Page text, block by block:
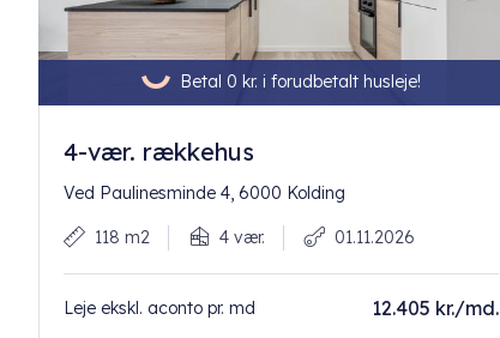
Betal 0 kr. i forudbetalt husleje!
4-vær. rækkehus
Ved Paulinesminde 4, 6000 Kolding
118 m2 4 vær. 01.11.2026
Leje ekskl. aconto pr. md 12.405 kr./md.